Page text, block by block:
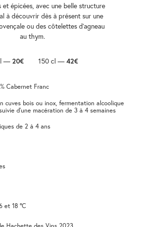
épicées, avec une belle structure
à découvrir dès à présent sur une
ou des côtelettes d’agneau
au thym.
— 20€ 150 cl — 42€
Cabernet Franc
cuves bois ou inox, fermentation alcoolique
d'une macération de 3 à 4 semaines
de 2 à 4 ans
et 18 °C